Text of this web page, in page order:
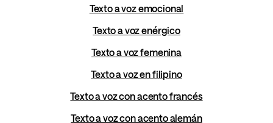
Texto a voz emocional
Texto a voz enérgico
Texto a voz femenina
Texto a voz en filipino
Texto a voz con acento francés
Texto a voz con acento alemán